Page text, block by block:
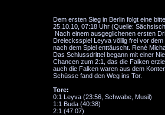
Dem ersten Sieg in Berlin folgt eine
25.10.10, 07:18 Uhr (Quelle:
Nach einem ausgeglichenen ersten
Dreiecksspiel Leyva völlig frei vor
nach dem Spiel enttäuscht. René
Das Schlussdrittel begann mit einer
Chancen zum 2:1, das die Falken
auch die Falken waren aus dem
Schüsse fand den Weg ins Tor.
Tore:
0:1 Leyva (23:56, Schwabe, Musil)
1:1 Buda (40:38)
2:1 (47:07)